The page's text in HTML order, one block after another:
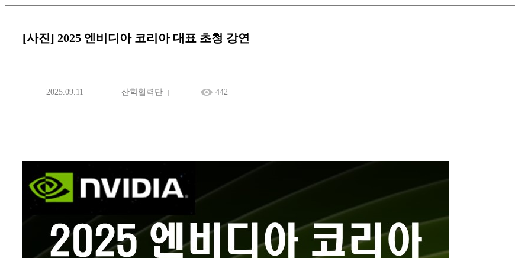
[사진] 2025 엔비디아 코리아 대표 초청 강연
2025.09.11 산학협력단 442